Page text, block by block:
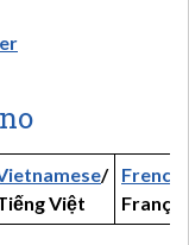
/
Việt
French